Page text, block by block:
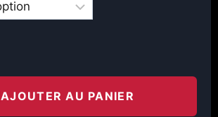
AJOUTER AU PANIER